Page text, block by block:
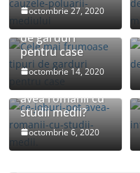
octombrie 27, 2020
Cele mai
frumoase tipuri
de garduri
pentru case
octombrie 14, 2020
Ce joburi pot
avea romanii cu
studii medii?
octombrie 6, 2020